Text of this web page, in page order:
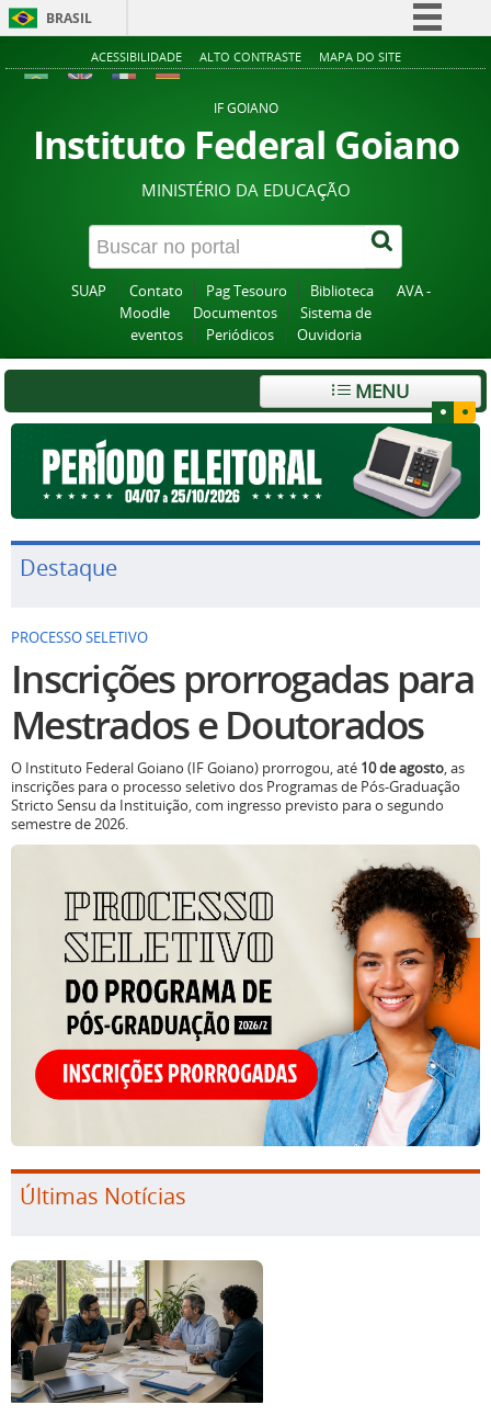
BRASIL
Simplifique!
Acesso à informação
Legislação
Canais
ACESSIBILIDADE ALTO CONTRASTE MAPA DO SITE
IF GOIANO
Instituto Federal Goiano
MINISTÉRIO DA EDUCAÇÃO
SUAP Contato Pag Tesouro Biblioteca
AVA -
Moodle
Documentos
Sistema de
eventos
Periódicos Ouvidoria
MENU
Destaque
PROCESSO SELETIVO
Inscrições prorrogadas para
Mestrados e Doutorados
O Instituto Federal Goiano (IF Goiano) prorrogou, até 10 de agosto, as
inscrições para o processo seletivo dos Programas de Pós-Graduação
Stricto Sensu da Instituição, com ingresso previsto para o segundo
semestre de 2026.
Últimas Notícias